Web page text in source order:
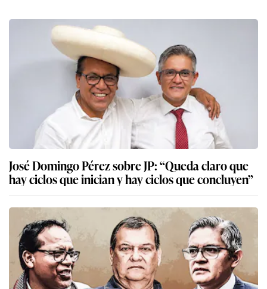
José Domingo Pérez sobre JP: “Queda claro que
hay ciclos que inician y hay ciclos que concluyen”